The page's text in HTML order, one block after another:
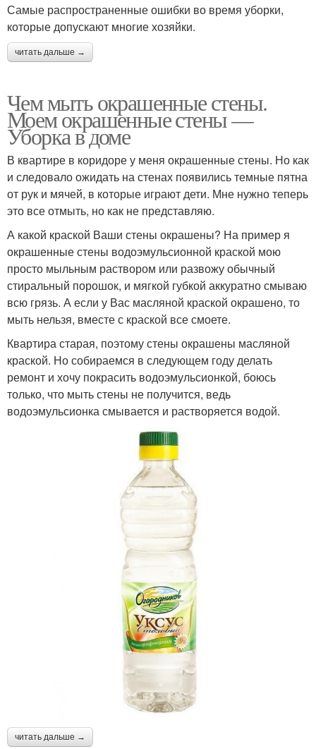
Самые распространенные ошибки во время уборки,
которые допускают многие хозяйки.
читать дальше →
Чем мыть окрашенные стены.
Моем окрашенные стены —
Уборка в доме
В квартире в коридоре у меня окрашенные стены. Но как
и следовало ожидать на стенах появились темные пятна
от рук и мячей, в которые играют дети. Мне нужно теперь
это все отмыть, но как не представляю.
А какой краской Ваши стены окрашены? На пример я
окрашенные стены водоэмульсионной краской мою
просто мыльным раствором или развожу обычный
стиральный порошок, и мягкой губкой аккуратно смываю
всю грязь. А если у Вас масляной краской окрашено, то
мыть нельзя, вместе с краской все смоете.
Квартира старая, поэтому стены окрашены масляной
краской. Но собираемся в следующем году делать
ремонт и хочу покрасить водоэмульсионкой, боюсь
только, что мыть стены не получится, ведь
водоэмульсионка смывается и растворяется водой.
читать дальше →